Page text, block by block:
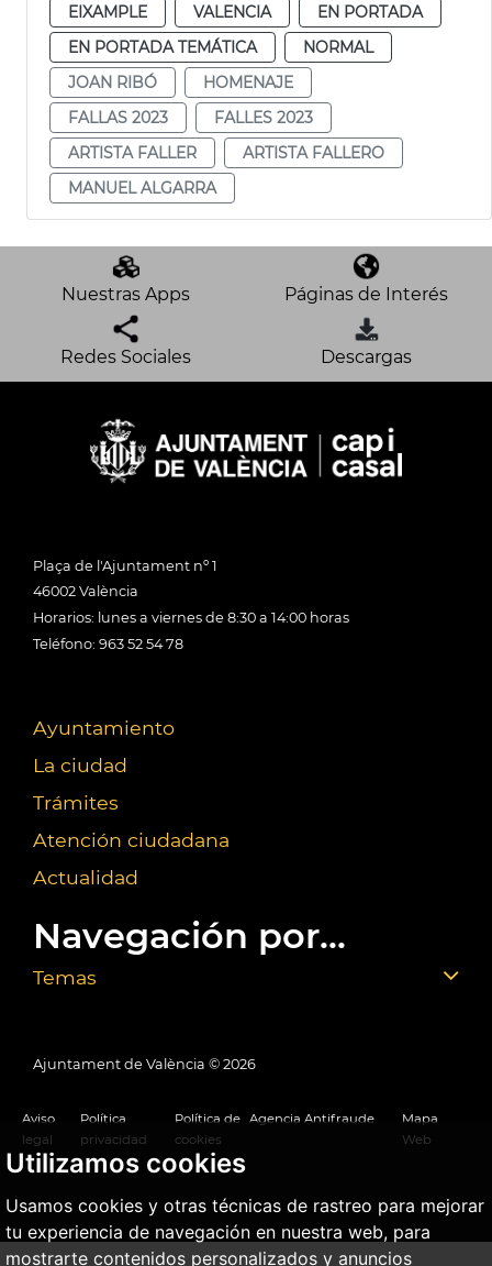
Utilizamos cookies
Usamos cookies y otras técnicas de rastreo para mejorar
tu experiencia de navegación en nuestra web, para
mostrarte contenidos personalizados y anuncios
EIXAMPLE
VALENCIA
EN PORTADA
EN PORTADA TEMÁTICA
NORMAL
JOAN RIBÓ
HOMENAJE
FALLAS 2023
FALLES 2023
ARTISTA FALLER
ARTISTA FALLERO
MANUEL ALGARRA
Nuestras Apps Páginas de Interés
Redes Sociales Descargas
Plaça de l'Ajuntament nº 1
46002 València
Horarios: lunes a viernes de 8:30 a 14:00 horas
Teléfono: 963 52 54 78
Ayuntamiento
La ciudad
Trámites
Atención ciudadana
Actualidad
Navegación por...
Temas
Ajuntament de València © 2026
Aviso
legal
Política
privacidad
Política de
cookies
Agencia Antifraude
Mapa
Web